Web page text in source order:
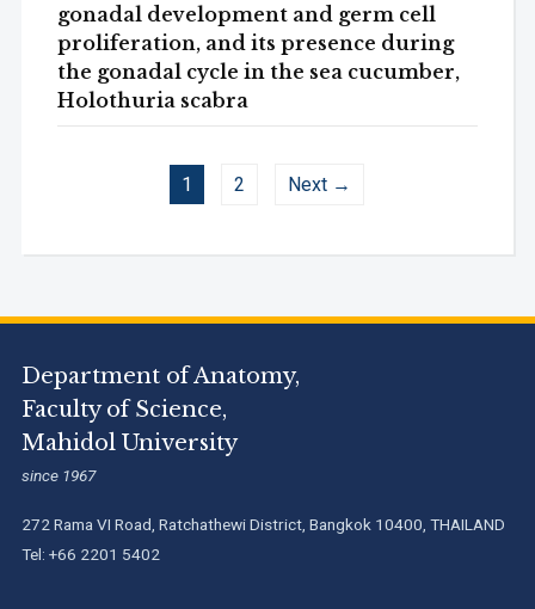
gonadal development and germ cell
proliferation, and its presence during
the gonadal cycle in the sea cucumber,
Holothuria scabra
1 2 Next →
Department of Anatomy,
Faculty of Science,
Mahidol University
since 1967
272 Rama VI Road, Ratchathewi District, Bangkok 10400, THAILAND
Tel: +66 2201 5402